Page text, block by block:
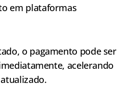
em plataformas
o pagamento pode ser
acelerando